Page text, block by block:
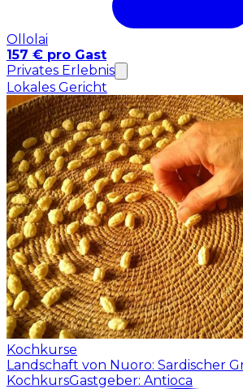
Ollolai
157 € pro Gast
Privates Erlebnis
Lokales Gericht
Kochkurse
Landschaft von Nuoro: Sardischer
KochkursGastgeber: Antioca